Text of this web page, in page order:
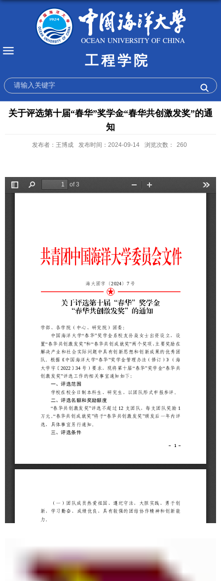
工程学院
关于评选第十届“春华”奖学金“春华共创激发奖”的通
知
发布者：王博成 发布时间：2024-09-14 浏览次数： 260